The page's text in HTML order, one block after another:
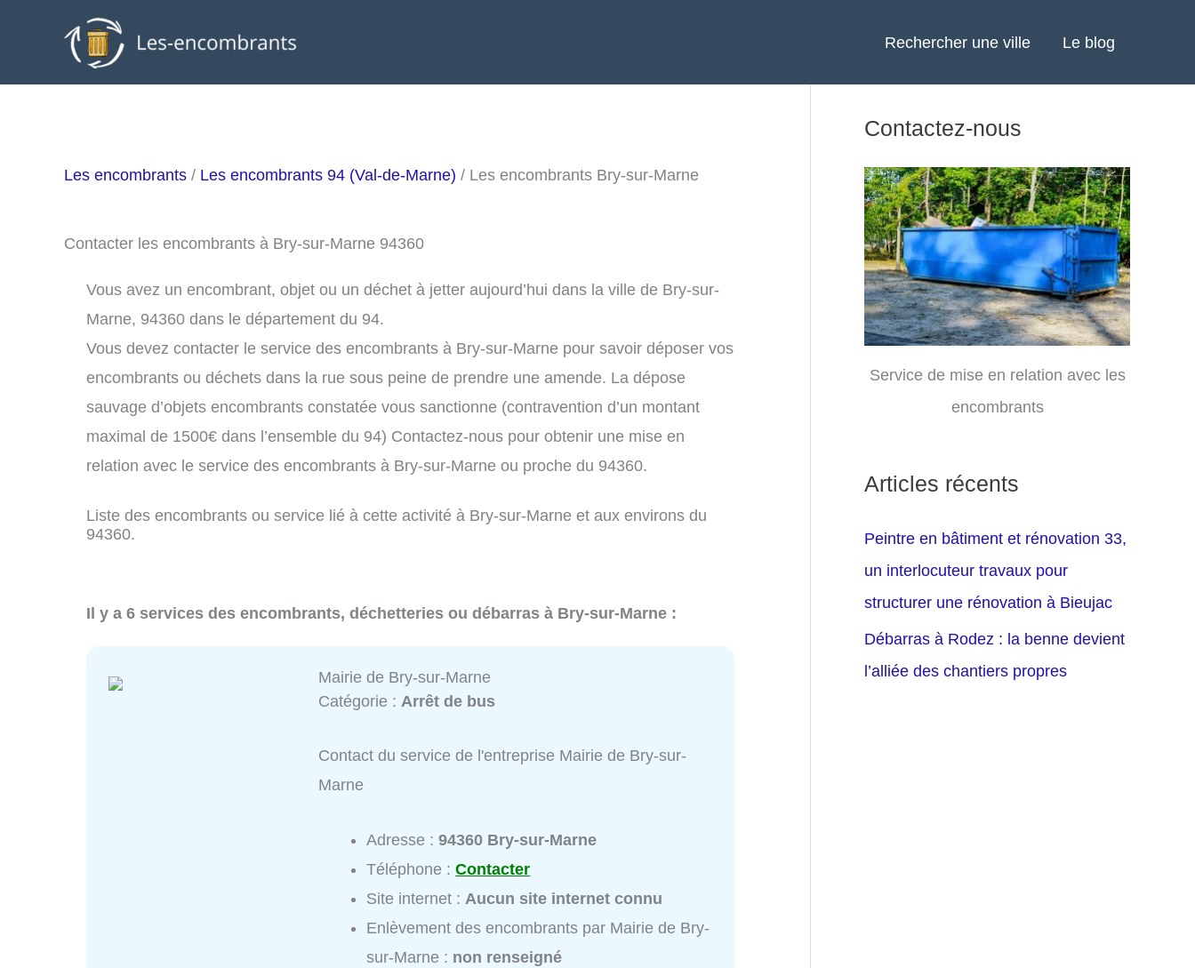
Rechercher une ville Le blog
Les encombrants / Les encombrants 94 (Val-de-Marne) / Les encombrants Bry-sur-Marne
Contacter les encombrants à Bry-sur-Marne 94360
Vous avez un encombrant, objet ou un déchet à jetter aujourd’hui dans la ville de Bry-sur-
Marne, 94360 dans le département du 94.
Vous devez contacter le service des encombrants à Bry-sur-Marne pour savoir déposer vos
encombrants ou déchets dans la rue sous peine de prendre une amende. La dépose
sauvage d’objets encombrants constatée vous sanctionne (contravention d’un montant
maximal de 1500€ dans l’ensemble du 94) Contactez-nous pour obtenir une mise en
relation avec le service des encombrants à Bry-sur-Marne ou proche du 94360.
Liste des encombrants ou service lié à cette activité à Bry-sur-Marne et aux environs du
94360.
Il y a 6 services des encombrants, déchetteries ou débarras à Bry-sur-Marne :
Mairie de Bry-sur-Marne
Catégorie : Arrêt de bus
Contact du service de l'entreprise Mairie de Bry-sur-
Marne
Adresse :94360 Bry-sur-Marne
Téléphone :Contacter
Site internet :Aucun site internet connu
Enlèvement des encombrants par Mairie de Bry-
sur-Marne : non renseigné
Contactez-nous
Service de mise en relation avec les
encombrants
Articles récents
Peintre en bâtiment et rénovation 33,
un interlocuteur travaux pour
structurer une rénovation à Bieujac
Débarras à Rodez : la benne devient
l’alliée des chantiers propres